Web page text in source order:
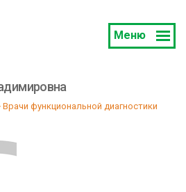
Меню
Врачи функциональной диагностики